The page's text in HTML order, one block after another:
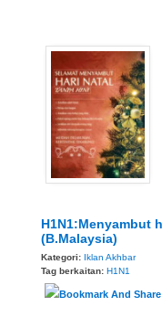
H1N1:Menyambut
(B.Malaysia)
Kategori: Iklan Akhbar
Tag berkaitan: H1N1